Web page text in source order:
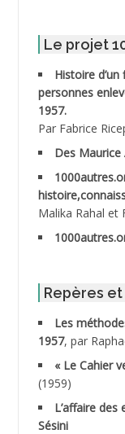
ABDESMED
ABDESSELAMI
ABDESSLEM
ABDOUDOU
ABID Mohamed
ABNOUN Salah
ACHACHE M.*
ACHLAF Ali
Le projet
Histoire
personnes
1957.
Par Fabrice
Des Maurice
Malika Rahal et
Repères
Les
1957, par
« Le Cahier
(1959)
L’affaire des
Sésini